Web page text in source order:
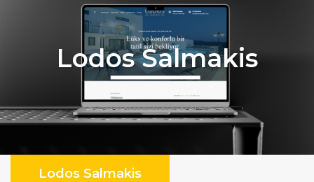
Lodos Salmakis
Lodos Salmakis